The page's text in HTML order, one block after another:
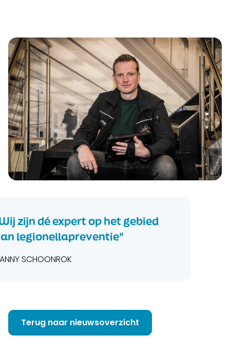
zijn dé expert op het gebied
legionellapreventie"
SCHOONROK
Terug naar nieuwsoverzicht